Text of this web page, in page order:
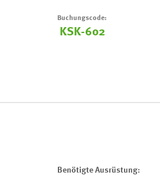
Buchungscode:
KSK-602
Benötigte Ausrüstung: